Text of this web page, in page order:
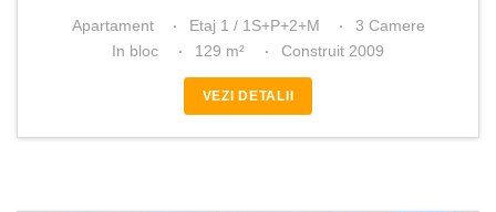
Apartament Etaj 1 / 1S+P+2+M
3 Camere
In bloc
129 m² Construit 2009
VEZI DETALII